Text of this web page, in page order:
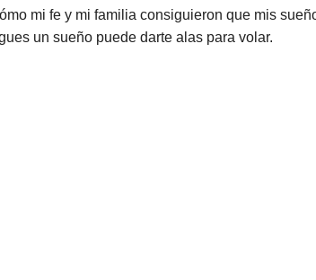
mi fe y mi familia consiguieron que mis
un sueño puede darte alas para volar.